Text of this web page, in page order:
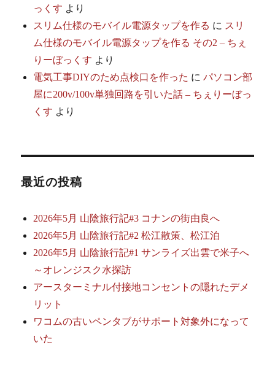
っくす より
スリム仕様のモバイル電源タップを作る に スリ
ム仕様のモバイル電源タップを作る その2 – ちぇ
りーぼっくす より
電気工事DIYのため点検口を作った にパソコン部
屋に200v/100v単独回路を引いた話 – ちぇりーぼっ
くす より
最近の投稿
2026年5月 山陰旅行記#3 コナンの街由良へ
2026年5月 山陰旅行記#2 松江散策、松江泊
2026年5月 山陰旅行記#1 サンライズ出雲で米子へ
～オレンジスク水探訪
アースターミナル付接地コンセントの隠れたデメ
リット
ワコムの古いペンタブがサポート対象外になって
いた